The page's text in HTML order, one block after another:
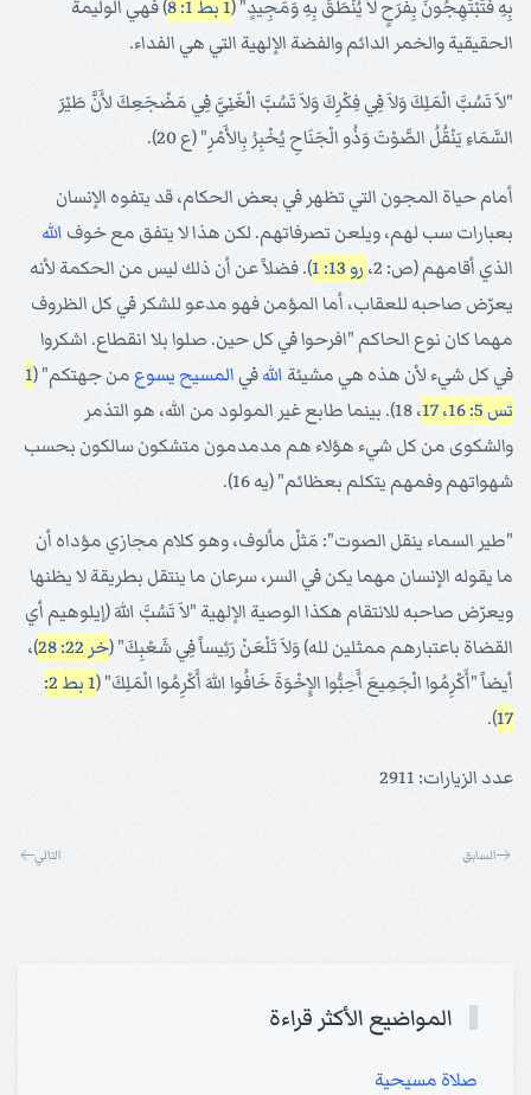
بِهِ فَتَبْتَهِجُونَ بِفَرَحٍ لاَ يُنْطَقُ بِهِ وَمَجِيدٍ" (1 بط 1: 8
) فهي الوليمة
الحقيقية والخمر الدائم والفضة الإلهية التي هي الفداء.
"لاَ تَسُبَّ الْمَلِكَ وَلاَ فِي فِكْرِكَ وَلاَ تَسُبَّ الْغَنِيَّ فِي مَضْجَعِكَ لأَنَّ طَيْرَ
السَّمَاءِ يَنْقُلُ الصَّوْتَ وَذُو الْجَنَاحِ يُخْبِرُ بِالأَمْرِ" (ع 20).
أمام حياة المجون التي تظهر في بعض الحكام، قد يتفوه الإنسان
بعبارات سب لهم، ويلعن تصرفاتهم. لكن هذا لا يتفق مع خوف الله
الذي أقامهم (ص: 2،
رو 13: 1
). فضلاً عن أن ذلك ليس من الحكمة لأنه
يعرّض صاحبه للعقاب، أما المؤمن فهو مدعو للشكر في كل الظروف
مهما كان نوع الحاكم "افرحوا في كل حين. صلوا بلا انقطاع. اشكروا
في كل شيء لأن هذه هي مشيئة اللهفي المسيح يسوع من جهتكم" (1
تس 5: 16، 17
، 18). بينما طابع غير المولود من الله، هو التذمر
والشكوى من كل شيء هؤلاء هم مدمدمون متشكون سالكون بحسب
شهواتهم وفمهم يتكلم بعظائم" (يه 16).
"طير السماء ينقل الصوت": مَثلْ مألوف، وهو كلام مجازي مؤداه أن
ما يقوله الإنسان مهما يكن في السر، سرعان ما ينتقل بطريقة لا يظنها
ويعرّض صاحبه للانتقام هكذا الوصية الإلهية "لاَ تَسُبَّ اللهَ (إيلوهيم أي
القضاة باعتبارهم ممثلين لله) وَلاَ تَلْعَنْ رَئِيساً فِي شَعْبِكَ" (خر 22: 28
)،
أيضاً "أَكْرِمُوا الْجَمِيعَ أَحِبُّوا الإِخْوَةَ خَافُوا اللهَ أَكْرِمُوا الْمَلِكَ" (
1 بط 2:
17
).
عدد الزيارات: 2911
السابق التالي
المواضيع الأكثر قراءة
صلاة مسيحية